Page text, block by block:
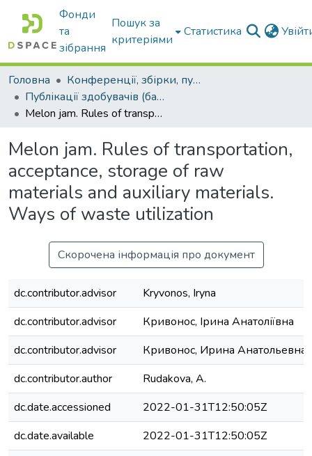
Фонди
та
зібрання
Пошук за
критеріями
Статистика
Головна
Конференції, збірки, публікації молодих вчених і здобувачів : магістрів, бакалаврів, аспірантів.
Публікації здобувачів (бакалаврів. магістрів, аспірантів)
Melon jam. Rules of transportation, acceptance, storage of raw materials and auxiliary materials. Ways of waste utilization
Melon jam. Rules of transportation,
acceptance, storage of raw
materials and auxiliary materials.
Ways of waste utilization
Скорочена інформація про документ
dc.contributor.advisor
Kryvonos, Iryna
dc.contributor.advisor
Кривонос, Ірина Анатоліївна
dc.contributor.advisor
Кривонос, Ирина Анатольевна
dc.contributor.author
Rudakova, A.
dc.date.accessioned
2022-01-31T12:50:05Z
dc.date.available
2022-01-31T12:50:05Z